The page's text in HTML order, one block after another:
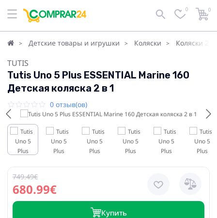
0 0
Детские товары и игрушки Коляски Коляски 2в1
TUTIS
Tutis Uno 5 Plus ESSENTIAL Marine 160
Детская коляска 2 в 1
0 отзыв(ов)
680.99€
749.49€
Купить